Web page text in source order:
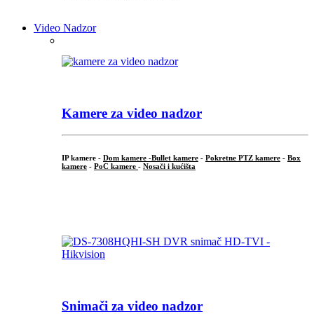
Video Nadzor
Kamere za video nadzor
IP kamere - Dom kamere -Bullet kamere - Pokretne PTZ kamere - Box
kamere - PoC kamere - Nosači i kućišta
Snimači za video nadzor